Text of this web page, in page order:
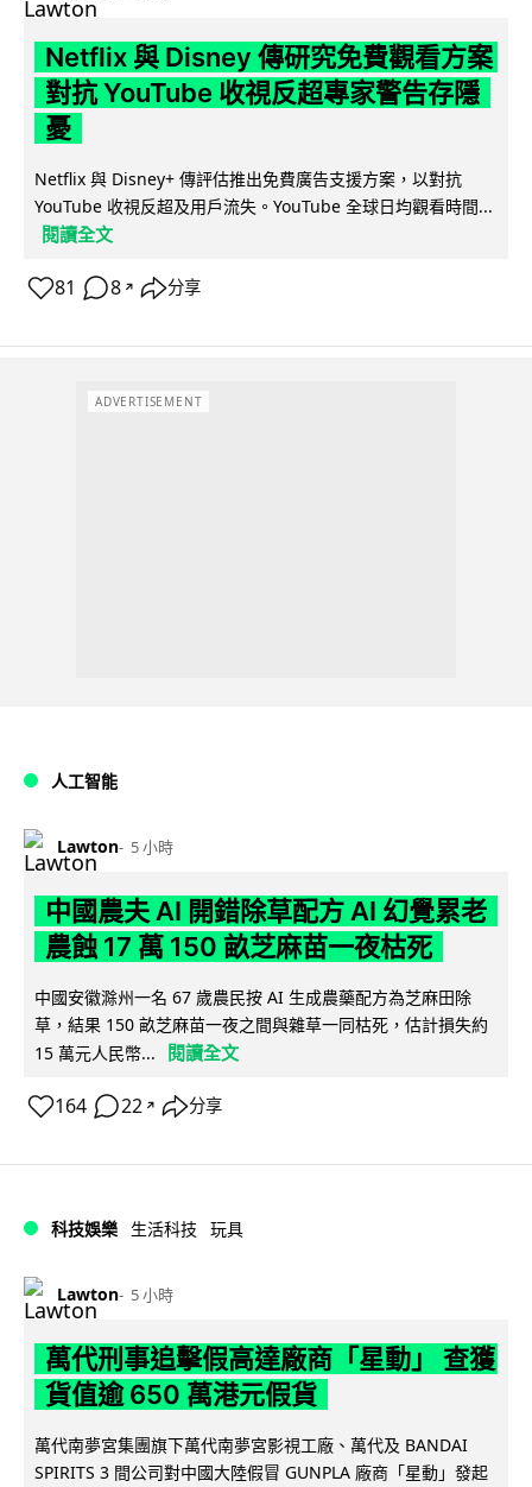
Netflix 與 Disney 傳研究免費觀看方案
對抗 YouTube 收視反超專家警告存隱
憂
Netflix 與 Disney+ 傳評估推出免費廣告支援方案，以對抗
YouTube 收視反超及用戶流失。YouTube 全球日均觀看時間...
閱讀全文
81 8 ↗ 分享
ADVERTISEMENT
人工智能
Lawton 5 小時
中國農夫 AI 開錯除草配方 AI 幻覺累老
農蝕 17 萬 150 畝芝麻苗一夜枯死
中國安徽滁州一名 67 歲農民按 AI 生成農藥配方為芝麻田除
草，結果 150 畝芝麻苗一夜之間與雜草一同枯死，估計損失約
15 萬元人民幣...
閱讀全文
164 22 ↗ 分享
科技娛樂 生活科技 玩具
Lawton 5 小時
萬代刑事追擊假高達廠商「星動」 查獲
貨值逾 650 萬港元假貨
萬代南夢宮集團旗下萬代南夢宮影視工廠、萬代及 BANDAI
SPIRITS 3 間公司對中國大陸假冒 GUNPLA 廠商「星動」發起